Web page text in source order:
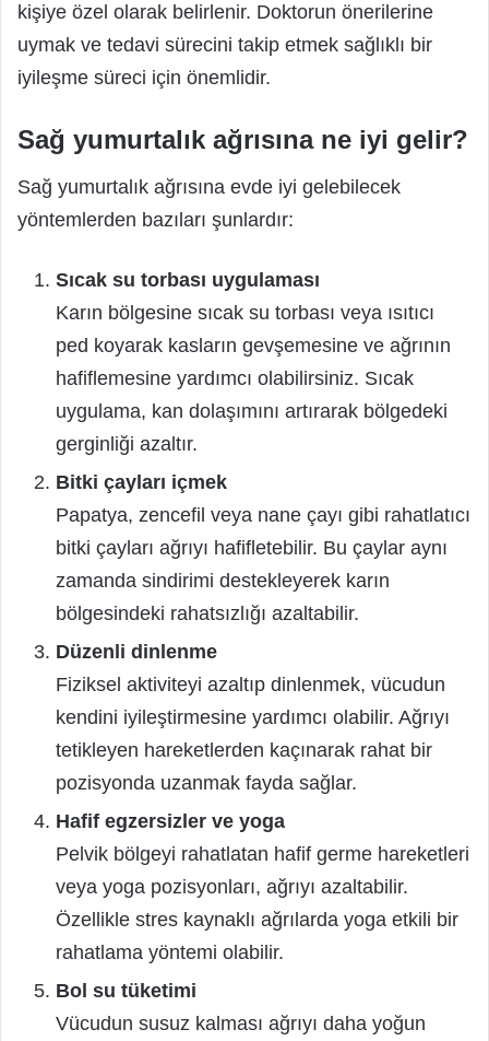
kişiye özel olarak belirlenir. Doktorun önerilerine
uymak ve tedavi sürecini takip etmek sağlıklı bir
iyileşme süreci için önemlidir.
Sağ yumurtalık ağrısına ne iyi gelir?
Sağ yumurtalık ağrısına evde iyi gelebilecek
yöntemlerden bazıları şunlardır:
Sıcak su torbası uygulaması
Karın bölgesine sıcak su torbası veya ısıtıcı
ped koyarak kasların gevşemesine ve ağrının
hafiflemesine yardımcı olabilirsiniz. Sıcak
uygulama, kan dolaşımını artırarak bölgedeki
gerginliği azaltır.
Bitki çayları içmek
Papatya, zencefil veya nane çayı gibi rahatlatıcı
bitki çayları ağrıyı hafifletebilir. Bu çaylar aynı
zamanda sindirimi destekleyerek karın
bölgesindeki rahatsızlığı azaltabilir.
Düzenli dinlenme
Fiziksel aktiviteyi azaltıp dinlenmek, vücudun
kendini iyileştirmesine yardımcı olabilir. Ağrıyı
tetikleyen hareketlerden kaçınarak rahat bir
pozisyonda uzanmak fayda sağlar.
Hafif egzersizler ve yoga
Pelvik bölgeyi rahatlatan hafif germe hareketleri
veya yoga pozisyonları, ağrıyı azaltabilir.
Özellikle stres kaynaklı ağrılarda yoga etkili bir
rahatlama yöntemi olabilir.
Bol su tüketimi
Vücudun susuz kalması ağrıyı daha yoğun